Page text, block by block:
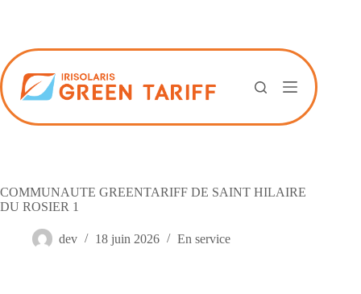
COMMUNAUTE GREENTARIFF DE SAINT HILAIRE
DU ROSIER 1
dev 18 juin 2026 En service